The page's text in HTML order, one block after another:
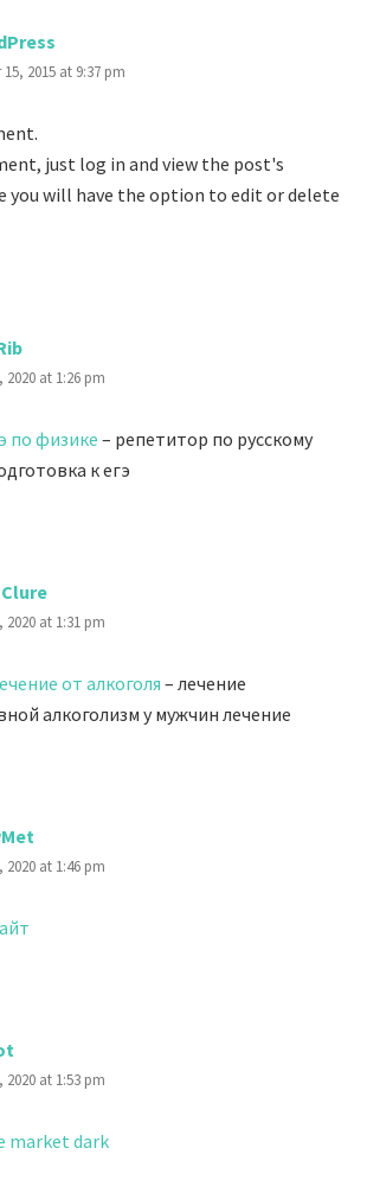
2015 at 9:37 pm
just log in and view the post's
you will have the option to edit or delete
2020 at 1:26 pm
по физике– репетитор по русскому
к егэ
2020 at 1:31 pm
от алкоголя – лечение
алкоголизм у мужчин лечение
2020 at 1:46 pm
2020 at 1:53 pm
market dark